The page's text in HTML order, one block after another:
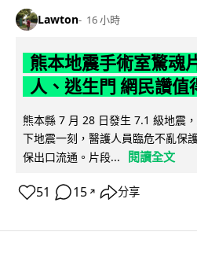
Lawton 16 小時
熊本地震手術室驚魂
人、逃生門 網民讚值
熊本縣 7 月 28 日發生 7.1 級地震
下地震一刻，醫護人員臨危不亂保
保出口流通。片段...
閱讀全文
51 15 ↗ 分享